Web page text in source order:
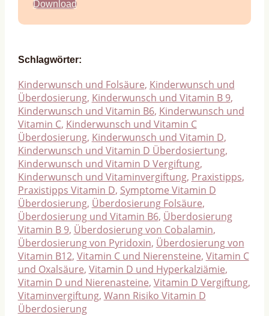
Download
Schlagwörter:
Kinderwunsch und Folsäure, Kinderwunsch und
Überdosierung, Kinderwunsch und Vitamin B 9,
Kinderwunsch und Vitamin B6, Kinderwunsch und
Vitamin C, Kinderwunsch und Vitamin C
Überdosierung, Kinderwunsch und Vitamin D,
Kinderwunsch und Vitamin D Überdosiertung,
Kinderwunsch und Vitamin D Vergiftung,
Kinderwunsch und Vitaminvergiftung, Praxistipps,
Praxistipps Vitamin D, Symptome Vitamin D
Überdosierung, Überdosierung Folsäure,
Überdosierung und Vitamin B6, Überdosierung
Vitamin B 9, Überdosierung von Cobalamin,
Überdosierung von Pyridoxin, Überdosierung von
Vitamin B12, Vitamin C und Nierensteine, Vitamin C
und Oxalsäure, Vitamin D und Hyperkalziämie,
Vitamin D und Nierenasteine, Vitamin D Vergiftung,
Vitaminvergiftung, Wann Risiko Vitamin D
Überdosierung